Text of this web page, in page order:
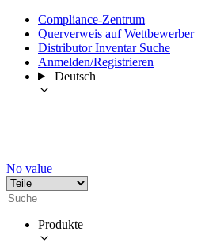
Compliance-Zentrum
Querverweis auf Wettbewerber
Distributor Inventar Suche
Anmelden/Registrieren
Deutsch
No value
Produkte